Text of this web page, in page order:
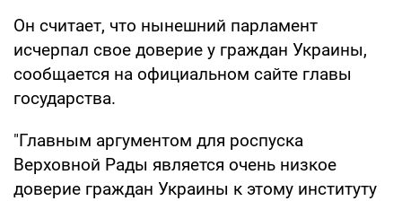
Он считает, что нынешний парламент
исчерпал свое доверие у граждан Украины,
сообщается на официальном сайте главы
государства.
"Главным аргументом для роспуска
Верховной Рады является очень низкое
доверие граждан Украины к этому институту